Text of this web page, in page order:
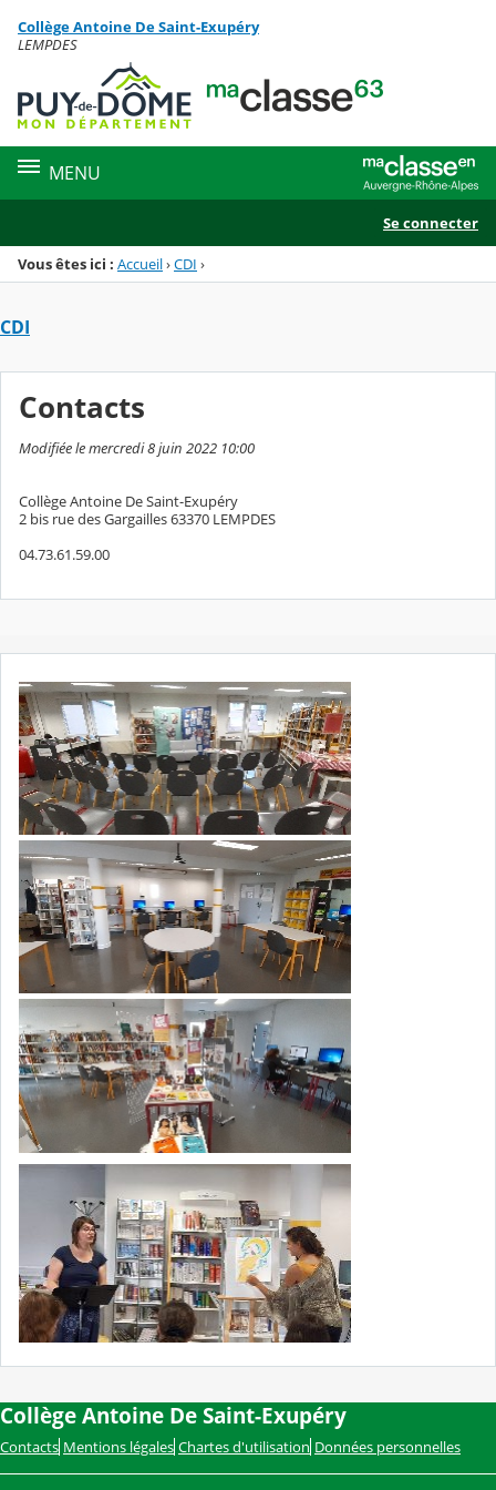
Menu de la rubrique
Contenu
Collège Antoine De Saint-Exupéry
LEMPDES
MENU
Se connecter
Vous êtes ici : Accueil›CDI ›
CDI
Contacts
Modifiée le mercredi 8 juin 2022 10:00
Collège Antoine De Saint-Exupéry
2 bis rue des Gargailles 63370 LEMPDES
04.73.61.59.00
Collège Antoine De Saint-Exupéry
Contacts Mentions légales Chartes d'utilisation Données personnelles